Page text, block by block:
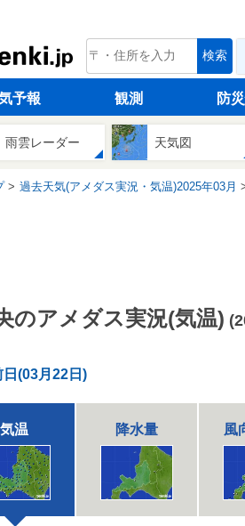
tenki.jp 検索
予報 観測 防
雨雲レーダー 天気図
過去天気(アメダス実況・気温)2025年03月
のアメダス実況(気温)
日(03月22日)
気温 降水量 風